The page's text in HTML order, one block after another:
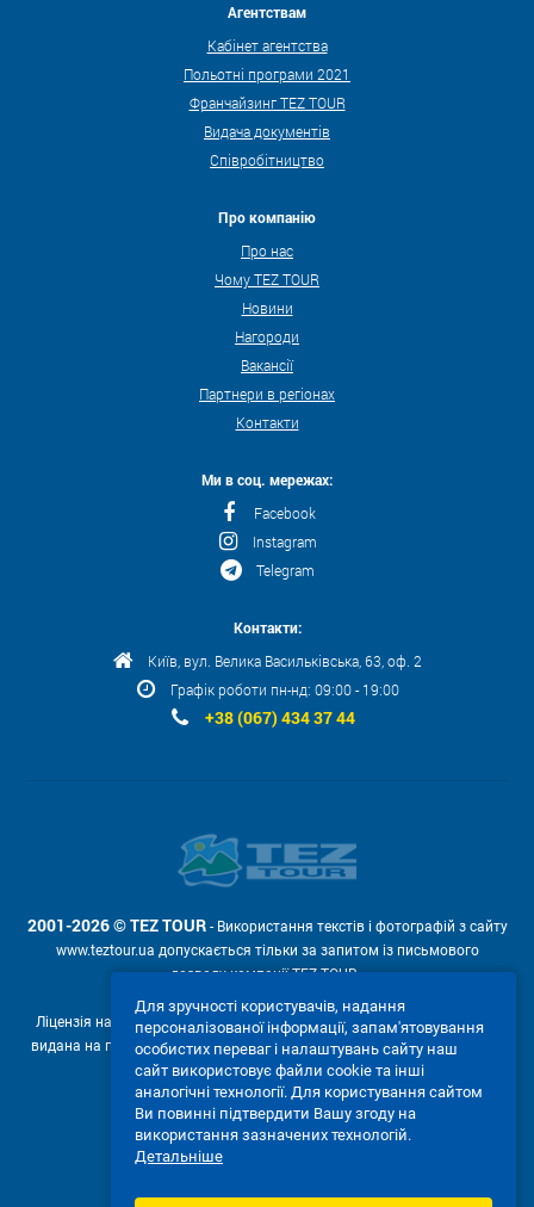
Агентствам
Кабінет агентства
Польотні програми 2021
Франчайзинг TEZ TOUR
Видача документів
Співробітництво
Про компанію
Про нас
Чому TEZ TOUR
Новини
Нагороди
Вакансії
Партнери в регіонах
Контакти
Ми в соц. мережах:
Facebook
Instagram
Telegram
Контакти:
Київ, вул. Велика Васильківська, 63, оф. 2
Графік роботи пн-нд: 09:00 - 19:00
+38 (067) 434 37 44
2001-2026 © TEZ TOUR - Використання текстів і фотографій з сайту
www.teztour.ua допускається тільки за запитом із письмового
дозволу компанії TEZ TOUR .
Ліцензія на провадження туроператорської діяльності АВ №566448
видана на підставі рішення Державної служби туризму і курортів від
04.02.2011р. № 4-ліц.
Ми приймаємо:
Для зручності користувачів, надання
персоналізованої інформації, запам'ятовування
особистих переваг і налаштувань сайту наш
сайт використовує файли cookie та інші
аналогічні технології. Для користування сайтом
Ви повинні підтвердити Вашу згоду на
використання зазначених технологій.
Детальніше